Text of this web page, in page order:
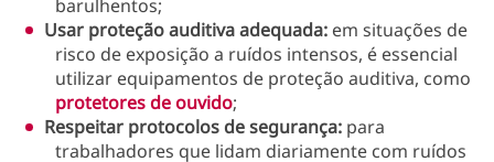
barulhentos;
Usar proteção auditiva adequada: em situações de
risco de exposição a ruídos intensos, é essencial
utilizar equipamentos de proteção auditiva, como
protetores de ouvido;
Respeitar protocolos de segurança: para
trabalhadores que lidam diariamente com ruídos